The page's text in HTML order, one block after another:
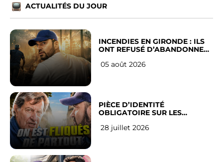
ACTUALITÉS DU JOUR
INCENDIES EN GIRONDE : ILS
ONT REFUSÉ D’ABANDONNER
05 août 2026
PIÈCE D’IDENTITÉ
OBLIGATOIRE SUR LES
Français
28 juillet 2026